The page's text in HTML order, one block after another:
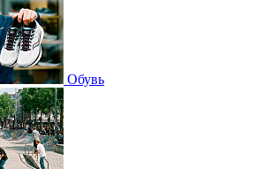
Обувь